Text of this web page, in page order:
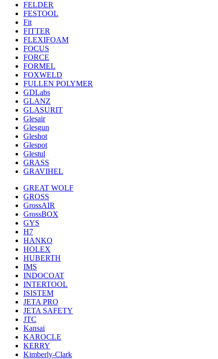
FELDER
FESTOOL
Fit
FITTER
FLEXIFOAM
FOCUS
FORCE
FORMEL
FOXWELD
FULLEN POLYMER
GDLabs
GLANZ
GLASURIT
Glesair
Glesgun
Gleshot
Glespot
Glestul
GRASS
GRAVIHEL
GREAT WOLF
GROSS
GrossAIR
GrossBOX
GYS
H7
HANKO
HOLEX
HUBERTH
IMS
INDOCOAT
INTERTOOL
ISISTEM
JETA PRO
JETA SAFETY
JTC
Kansai
KAROCLE
KERRY
Kimberly-Clark